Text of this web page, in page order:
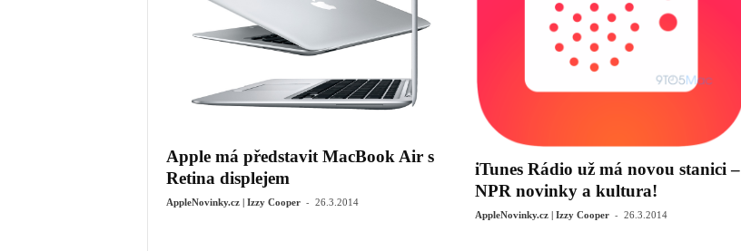
Apple má představit MacBook Air s
Retina displejem
AppleNovinky.cz | Izzy Cooper - 26.3.2014
iTunes Rádio už má novou stanici –
NPR novinky a kultura!
AppleNovinky.cz | Izzy Cooper - 26.3.2014